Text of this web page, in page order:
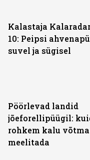
Kalastaja
10: Peipsi
suvel ja sügisel
Pöörlevad landid
jõeforellipüügil:
rohkem kalu võtma
meelitada